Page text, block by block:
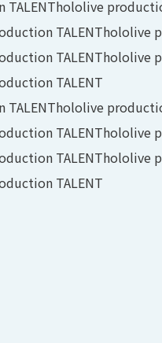
hololive
TALENThololive
TALENThololive
TALENT
hololive
TALENThololive
TALENThololive
TALENT